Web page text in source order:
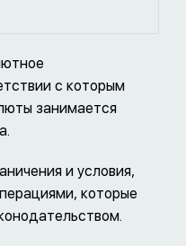
с которым
занимается
и условия,
которые